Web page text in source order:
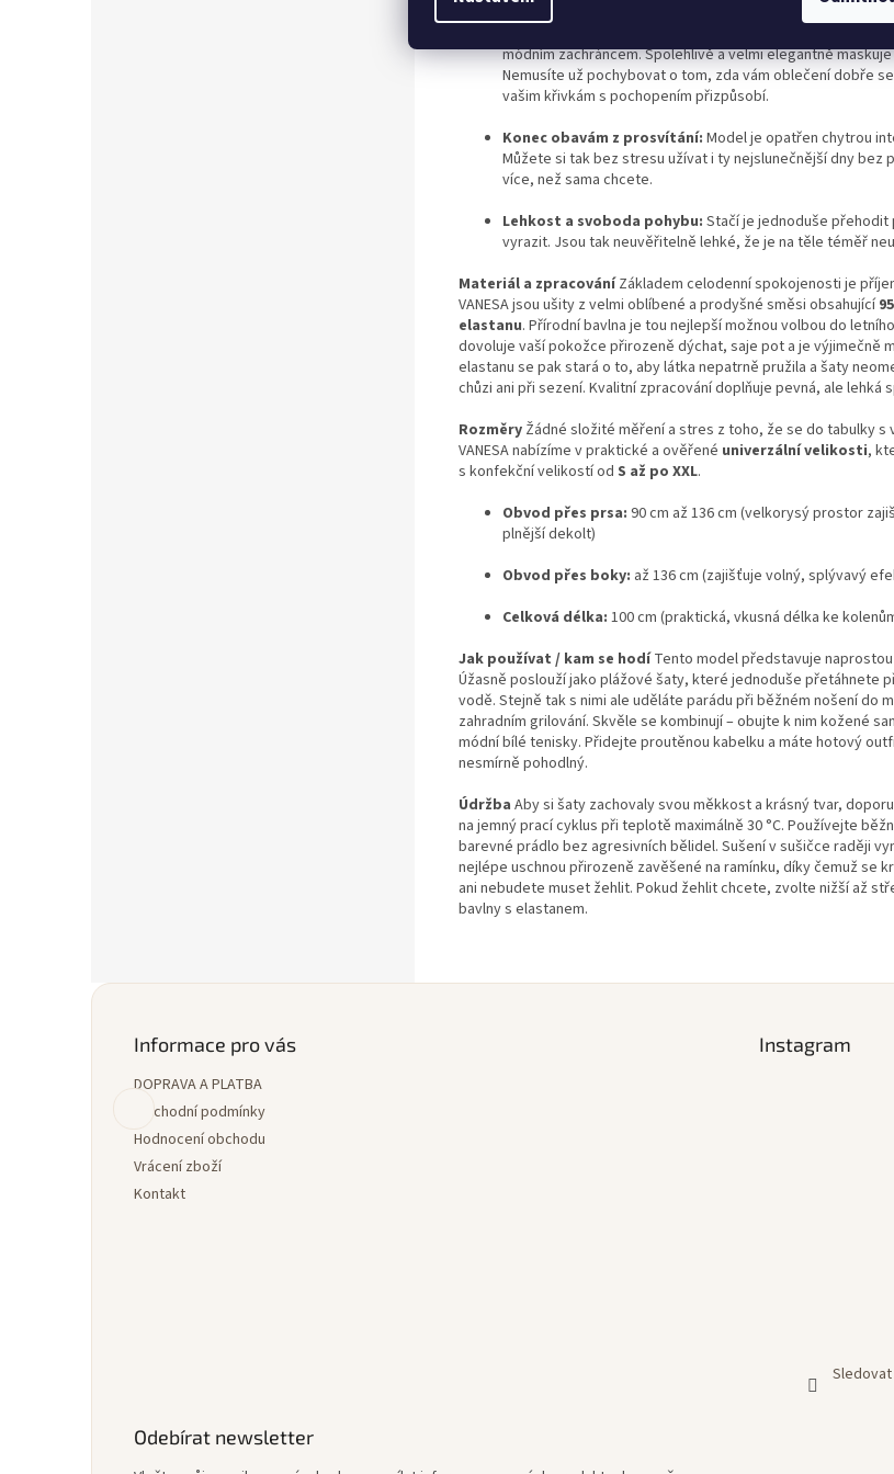
módním zachráncem. Spolehlivě a velmi elegantně
Nemusíte už pochybovat o tom, zda vám oblečení dobře
vašim křivkám s pochopením přizpůsobí.
Konec obavám z prosvítání: Model je opatřen chytrou
Můžete si tak bez stresu užívat i ty nejslunečnější dny bez
více, než sama chcete.
Lehkost a svoboda pohybu: Stačí je jednoduše
vyrazit. Jsou tak neuvěřitelně lehké, že je na těle téměř
Materiál a zpracováníZákladem celodenní spokojenosti je
VANESA jsou ušity z velmi oblíbené a prodyšné směsi obsahující
elastanu. Přírodní bavlna je tou nejlepší možnou volbou do
dovoluje vaší pokožce přirozeně dýchat, saje pot a je výjimečně
elastanu se pak stará o to, aby látka nepatrně pružila a šaty
chůzi ani při sezení. Kvalitní zpracování doplňuje pevná, ale lehká
Rozměry Žádné složité měření a stres z toho, že se do tabulky
VANESA nabízíme v praktické a ověřené univerzální velikosti,
s konfekční velikostí od S až po XXL.
Obvod přes prsa: 90 cm až 136 cm (velkorysý prostor
plnější dekolt)
Obvod přes boky: až 136 cm (zajišťuje volný, splývavý
Celková délka: 100 cm (praktická, vkusná délka ke
Jak používat / kam se hodíTento model představuje
Úžasně poslouží jako plážové šaty, které jednoduše přetáhnete
vodě. Stejně tak s nimi ale uděláte parádu při běžném nošení do
zahradním grilování. Skvěle se kombinují – obujte k nim kožené
módní bílé tenisky. Přidejte proutěnou kabelku a máte hotový
nesmírně pohodlný.
Údržba Aby si šaty zachovaly svou měkkost a krásný tvar,
na jemný prací cyklus při teplotě maximálně 30 °C. Používejte
barevné prádlo bez agresivních bělidel. Sušení v sušičce raději
nejlépe uschnou přirozeně zavěšené na ramínku, díky čemuž se
ani nebudete muset žehlit. Pokud žehlit chcete, zvolte nižší až
bavlny s elastanem.
Informace pro vás
DOPRAVA A PLATBA
Obchodní podmínky
Hodnocení obchodu
Vrácení zboží
Kontakt
Instagram
Sledovat
Odebírat newsletter